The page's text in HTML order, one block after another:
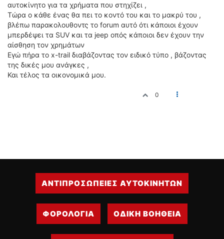
αυτοκίνητο για τα χρήματα που στηχίζει ,
Τώρα ο κάθε ένας θα πει το κοντό του και το μακρύ του ,
βλέπω παρακολουθοντς το forum αυτό ότι κάποιοι έχουν
μπερδέψει τα SUV και τα jeep οπός κάποιοι δεν έχουν την
αίσθηση τον χρημάτων
Εγώ πήρα το x-trail διαβάζοντας τον ειδικό τύπο , βάζοντας
της δικές μου ανάγκες ,
Και τέλος τα οικονομικά μου.
0
ΑΝΤΙΠΡΟΣΩΠΕΙΕΣ ΑΥΤΟΚΙΝΗΤΩΝ
ΦΟΡΟΛΟΓΙΑ ΟΔΙΚΗ ΒΟΗΘΕΙΑ